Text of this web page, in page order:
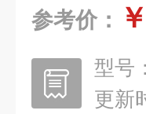
参考价： ￥
型号：
更新